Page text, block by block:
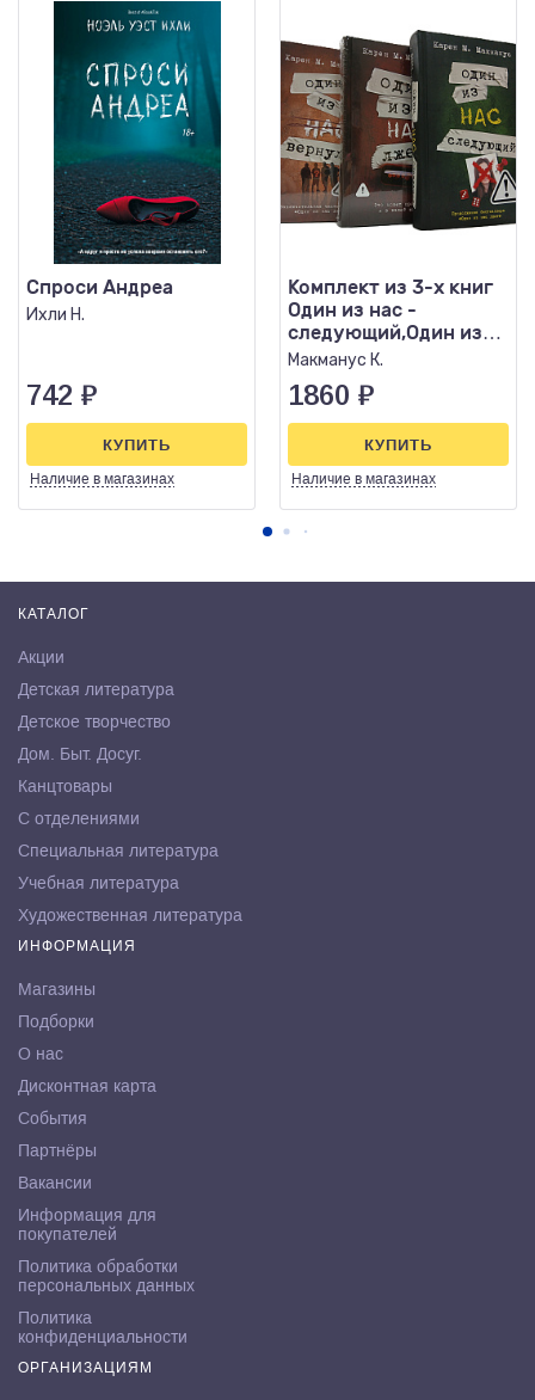
Спроси Андреа
Ихли Н.
742 ₽
Наличие в магазинах
КУПИТЬ
Комплект из 3-х книг
Один из нас -
следующий,Один из
нас вернулся,Один из
Макманус К.
1860 ₽
Наличие в магазинах
КУПИТЬ
КАТАЛОГ
Акции
Детская литература
Детское творчество
Дом. Быт. Досуг.
Канцтовары
С отделениями
Специальная литература
Учебная литература
Художественная литература
ИНФОРМАЦИЯ
Магазины
Подборки
О нас
Дисконтная карта
События
Партнёры
Вакансии
Информация для
покупателей
Политика обработки
персональных данных
Политика
конфиденциальности
ОРГАНИЗАЦИЯМ